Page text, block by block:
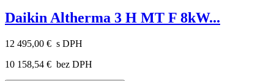
Daikin Altherma 3 H MT F 8kW...
12 495,00 € s DPH
10 158,54 € bez DPH